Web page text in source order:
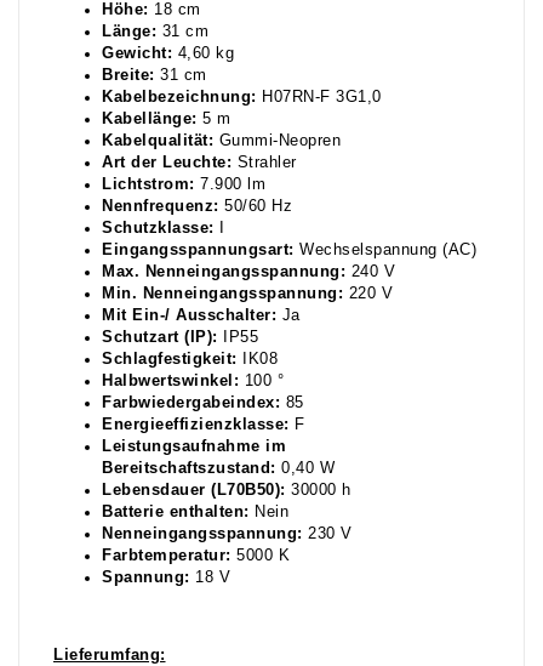
Höhe: 18 cm
Länge: 31 cm
Gewicht: 4,60 kg
Breite: 31 cm
Kabelbezeichnung: H07RN-F 3G1,0
Kabellänge: 5 m
Kabelqualität: Gummi-Neopren
Art der Leuchte: Strahler
Lichtstrom: 7.900 lm
Nennfrequenz: 50/60 Hz
Schutzklasse:
Eingangsspannungsart: Wechselspannung (AC)
Max. Nenneingangsspannung: 240 V
Min. Nenneingangsspannung: 220 V
Mit Ein-/ Ausschalter: Ja
Schutzart (IP):
IP55
Schlagfestigkeit:
IK08
Halbwertswinkel: 100 °
Farbwiedergabeindex: 85
Energieeffizienzklasse: F
Leistungsaufnahme im
Bereitschaftszustand: 0,40 W
Lebensdauer (L70B50): 30000 h
Batterie enthalten: Nein
Nenneingangsspannung: 230 V
Farbtemperatur: 5000 K
Spannung: 18 V
Lieferumfang: